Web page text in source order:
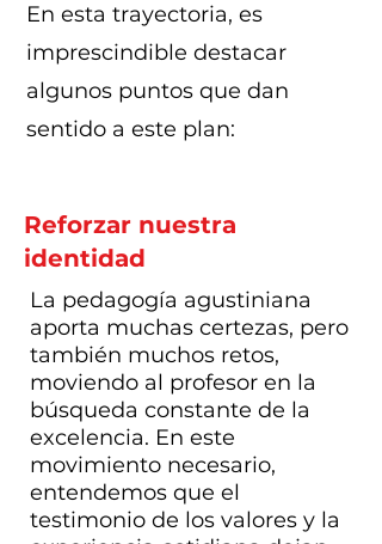
​En esta trayectoria, es
imprescindible destacar
algunos puntos que dan
sentido a este plan:
Reforzar nuestra
identidad
La pedagogía agustiniana
aporta muchas certezas, pero
también muchos retos,
moviendo al profesor en la
búsqueda constante de la
excelencia. En este
movimiento necesario,
entendemos que el
testimonio de los valores y la